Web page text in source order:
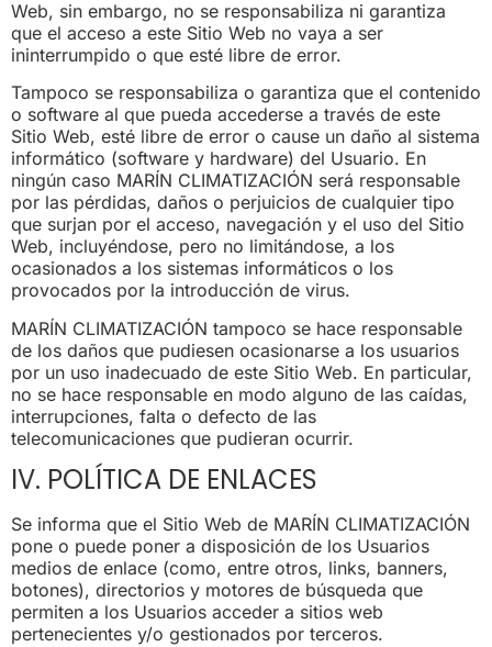
Web, sin embargo, no se responsabiliza ni garantiza
que el acceso a este Sitio Web no vaya a ser
ininterrumpido o que esté libre de error.
Tampoco se responsabiliza o garantiza que el contenido
o software al que pueda accederse a través de este
Sitio Web, esté libre de error o cause un daño al sistema
informático (software y hardware) del Usuario. En
ningún caso MARÍN CLIMATIZACIÓN será responsable
por las pérdidas, daños o perjuicios de cualquier tipo
que surjan por el acceso, navegación y el uso del Sitio
Web, incluyéndose, pero no limitándose, a los
ocasionados a los sistemas informáticos o los
provocados por la introducción de virus.
MARÍN CLIMATIZACIÓN tampoco se hace responsable
de los daños que pudiesen ocasionarse a los usuarios
por un uso inadecuado de este Sitio Web. En particular,
no se hace responsable en modo alguno de las caídas,
interrupciones, falta o defecto de las
telecomunicaciones que pudieran ocurrir.
IV. POLÍTICA DE ENLACES
Se informa que el Sitio Web de MARÍN CLIMATIZACIÓN
pone o puede poner a disposición de los Usuarios
medios de enlace (como, entre otros, links, banners,
botones), directorios y motores de búsqueda que
permiten a los Usuarios acceder a sitios web
pertenecientes y/o gestionados por terceros.